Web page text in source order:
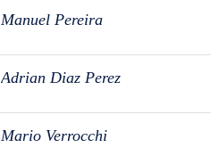
Manuel Pereira
Adrian Diaz Perez
Mario Verrocchi